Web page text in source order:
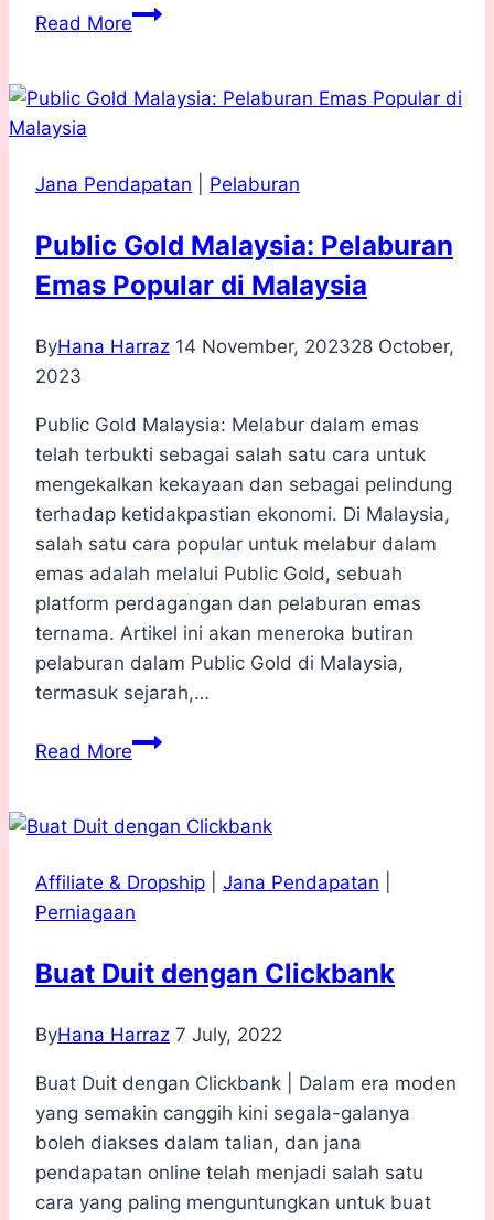
Read MoreCara
Saham
Wyckoff
Jana Pendapatan Pelaburan
Public Gold Malaysia: Pelaburan
Emas Popular di Malaysia
ByHana Harraz 14 November, 202328 October,
2023
Public Gold Malaysia: Melabur dalam emas
telah terbukti sebagai salah satu cara untuk
mengekalkan kekayaan dan sebagai pelindung
terhadap ketidakpastian ekonomi. Di Malaysia,
salah satu cara popular untuk melabur dalam
emas adalah melalui Public Gold, sebuah
platform perdagangan dan pelaburan emas
ternama. Artikel ini akan meneroka butiran
pelaburan dalam Public Gold di Malaysia,
termasuk sejarah,…
Read MorePublic
Pelaburan
Popular
di
Affiliate & Dropship Jana Pendapatan
Perniagaan
Buat Duit dengan Clickbank
ByHana Harraz 7 July, 2022
Buat Duit dengan Clickbank | Dalam era moden
yang semakin canggih kini segala-galanya
boleh diakses dalam talian, dan jana
pendapatan online telah menjadi salah satu
cara yang paling menguntungkan untuk buat